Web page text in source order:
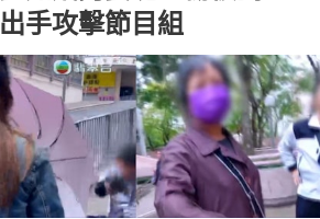
手攻擊節目組